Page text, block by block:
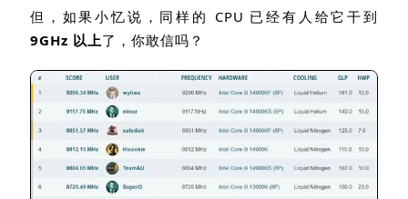
但，如果小忆说，同样的 CPU 已经有人给它干到
9GHz 以上了，你敢信吗？